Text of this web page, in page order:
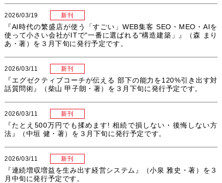
2026/03/19 新刊
『AI時代の繁盛店が使う「すごい」WEB集客 SEO・MEO・AIを
使って小さい会社がITで"一番に選ばれる"構造建築」』（森 まり
あ・著）を３月下旬に発行予定です。
2026/03/11 新刊
『エグゼクティブコーチが伝える 部下の能力を120%引き出す対
話質問術』（柴山 甲子朗・著）を３月下旬に発行予定です。
2026/03/11 新刊
『たとえ500万円でも揉めます! 相続で損しない・後悔しない方
法』（中垣 健・著）を３月下旬に発行予定です。
2026/03/11 新刊
『連続増収増益を生み出す経営システム』（小泉 雅史・著）を３
月中旬に発行予定です。